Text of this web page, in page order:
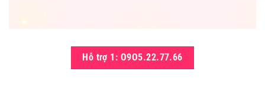
Hỗ trợ 1: O9O5.22.77.66